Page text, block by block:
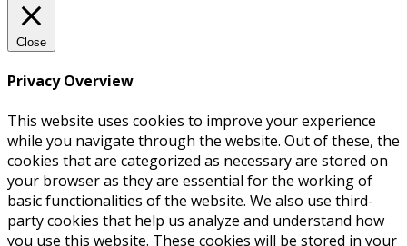
Close
Privacy Overview
This website uses cookies to improve your experience
while you navigate through the website. Out of these, the
cookies that are categorized as necessary are stored on
your browser as they are essential for the working of
basic functionalities of the website. We also use third-
party cookies that help us analyze and understand how
you use this website. These cookies will be stored in your